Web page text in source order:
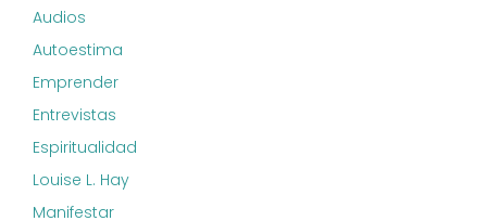
Audios
Autoestima
Emprender
Entrevistas
Espiritualidad
Louise L. Hay
Manifestar